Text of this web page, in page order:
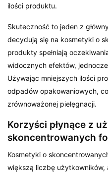
ilości produktu.
Skuteczność to jeden z
decydują się na kosmetyki o
produkty spełniają
widocznych efektów,
Używając mniejszych ilości
odpadów opakowaniowych,
zrównoważonej pielęgnacji.
Korzyści płynące z
skoncentrowanych
Kosmetyki o
większą liczbę